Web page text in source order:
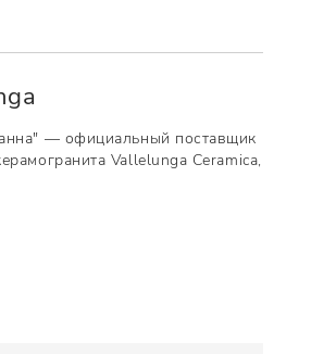
— официальный поставщик
Vallelunga Ceramica,